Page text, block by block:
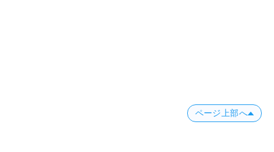
ページ上部へ